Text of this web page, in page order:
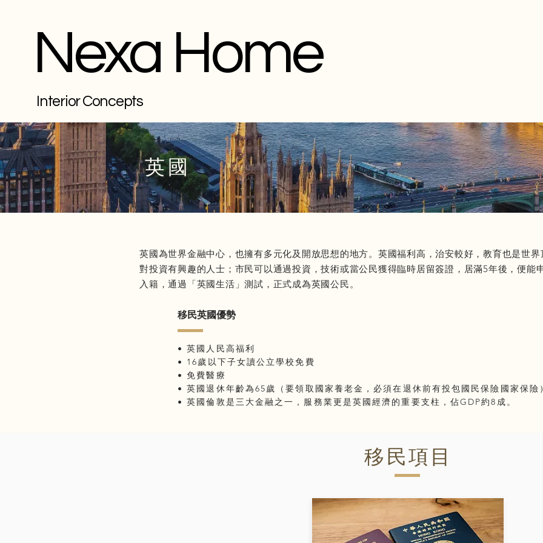
Nexa Home
Interior Concepts
英國
英國為世界金融中心，也擁有多元化及開放思想的地方。英國福利高，治安較好，教育也是世
對投資有興趣的人士；市民可以通過投資，技術或當公民獲得臨時居留簽證，居滿5年後，便能
入籍，通過「英國生活」測試，正式成為英國公民。
移民英國優勢
• 英國人民高福利
• 16歲以下子女讀公立學校免費
• 免費醫療
• 英國退休年齡為65歲（要領取國家養老金，必須在退休前有投包國民保險國家保險
• 英國倫敦是三大金融之一，服務業更是英國經濟的重要支柱，佔GDP約8成。
移民項目